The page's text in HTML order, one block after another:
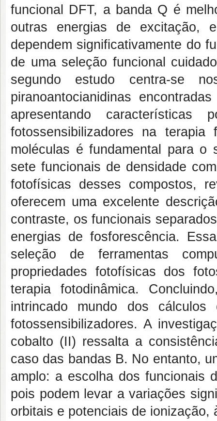
funcional DFT, a banda Q é
outras energias de excitação,
dependem significativamente do
de uma seleção funcional
segundo estudo centra-se
piranoantocianidinas
apresentando características
fotossensibilizadores na terapia
moléculas é fundamental para o
sete funcionais de densidade
fotofísicas desses compostos,
oferecem uma excelente
contraste, os funcionais
energias de fosforescência.
seleção de ferramentas
propriedades fotofísicas dos
terapia fotodinâmica.
intrincado mundo dos
fotossensibilizadores. A
cobalto (II) ressalta a
caso das bandas B. No entanto,
amplo: a escolha dos funcionais
pois podem levar a variações
orbitais e potenciais de